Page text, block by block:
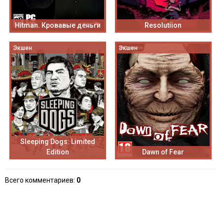
Hitman. Кровавые деньги Resolutiion
Экшен
Sleeping Dogs: Limited
Edition
Экшен
Dawn of Fear
Всего комментариев: 0